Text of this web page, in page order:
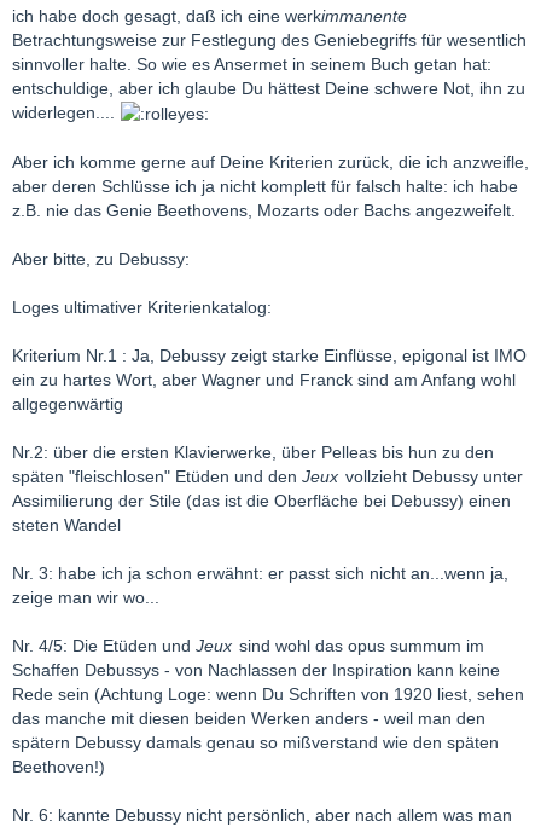
ich habe doch gesagt, daß ich eine werkimmanente
Betrachtungsweise zur Festlegung des Geniebegriffs für wesentlich
sinnvoller halte. So wie es Ansermet in seinem Buch getan hat:
entschuldige, aber ich glaube Du hättest Deine schwere Not, ihn zu
widerlegen....
Aber ich komme gerne auf Deine Kriterien zurück, die ich anzweifle,
aber deren Schlüsse ich ja nicht komplett für falsch halte: ich habe
z.B. nie das Genie Beethovens, Mozarts oder Bachs angezweifelt.
Aber bitte, zu Debussy:
Loges ultimativer Kriterienkatalog:
Kriterium Nr.1 : Ja, Debussy zeigt starke Einflüsse, epigonal ist IMO
ein zu hartes Wort, aber Wagner und Franck sind am Anfang wohl
allgegenwärtig
Nr.2: über die ersten Klavierwerke, über Pelleas bis hun zu den
späten "fleischlosen" Etüden und den Jeux vollzieht Debussy unter
Assimilierung der Stile (das ist die Oberfläche bei Debussy) einen
steten Wandel
Nr. 3: habe ich ja schon erwähnt: er passt sich nicht an...wenn ja,
zeige man wir wo...
Nr. 4/5: Die Etüden und Jeux sind wohl das opus summum im
Schaffen Debussys - von Nachlassen der Inspiration kann keine
Rede sein (Achtung Loge: wenn Du Schriften von 1920 liest, sehen
das manche mit diesen beiden Werken anders - weil man den
spätern Debussy damals genau so mißverstand wie den späten
Beethoven!)
Nr. 6: kannte Debussy nicht persönlich, aber nach allem was man